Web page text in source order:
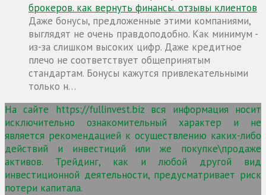
брокеров. как вернуть финансы. отзывы клиентов
Даже бонусы, предложенные этими компаниями,
выглядят не очень правдоподобно. Как минимум -
из-за слишком высоких цифр. Даже кредитное
плечо не соответствует общепринятым
стандартам. Бонусы кажутся привлекательными
только н…
На сайте https://fullinvest.biz вся информация носит
исключительно ознакомительный характер и не
является рекомендацией к осуществлению каких-либо
действий и инвестиций или же покупке\продаже
активов. Трейдинг, как и любой другой вид
инвестиционной деятельности, предусматривает риск
потери капитала.